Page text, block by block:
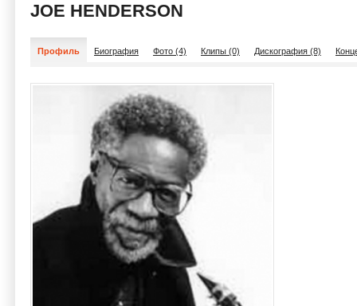
JOE HENDERSON
Профиль Биография Фото (4) Клипы (0) Дискография (8)